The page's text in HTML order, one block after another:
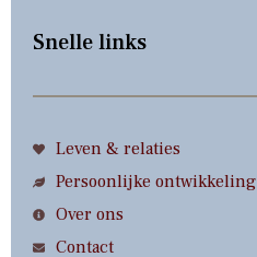
Snelle links
Leven & relaties
Persoonlijke ontwikkeling
Over ons
Contact